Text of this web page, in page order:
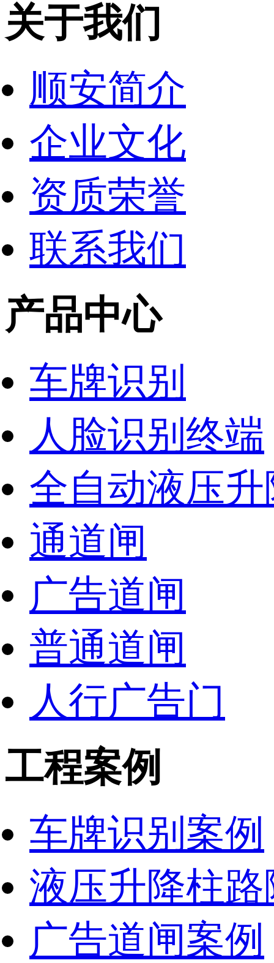
关于我们
顺安简介
企业文化
资质荣誉
联系我们
产品中心
车牌识别
人脸识别终端
全自动液压
通道闸
广告道闸
普通道闸
人行广告门
工程案例
车牌识别案例
液压升降柱
广告道闸案例